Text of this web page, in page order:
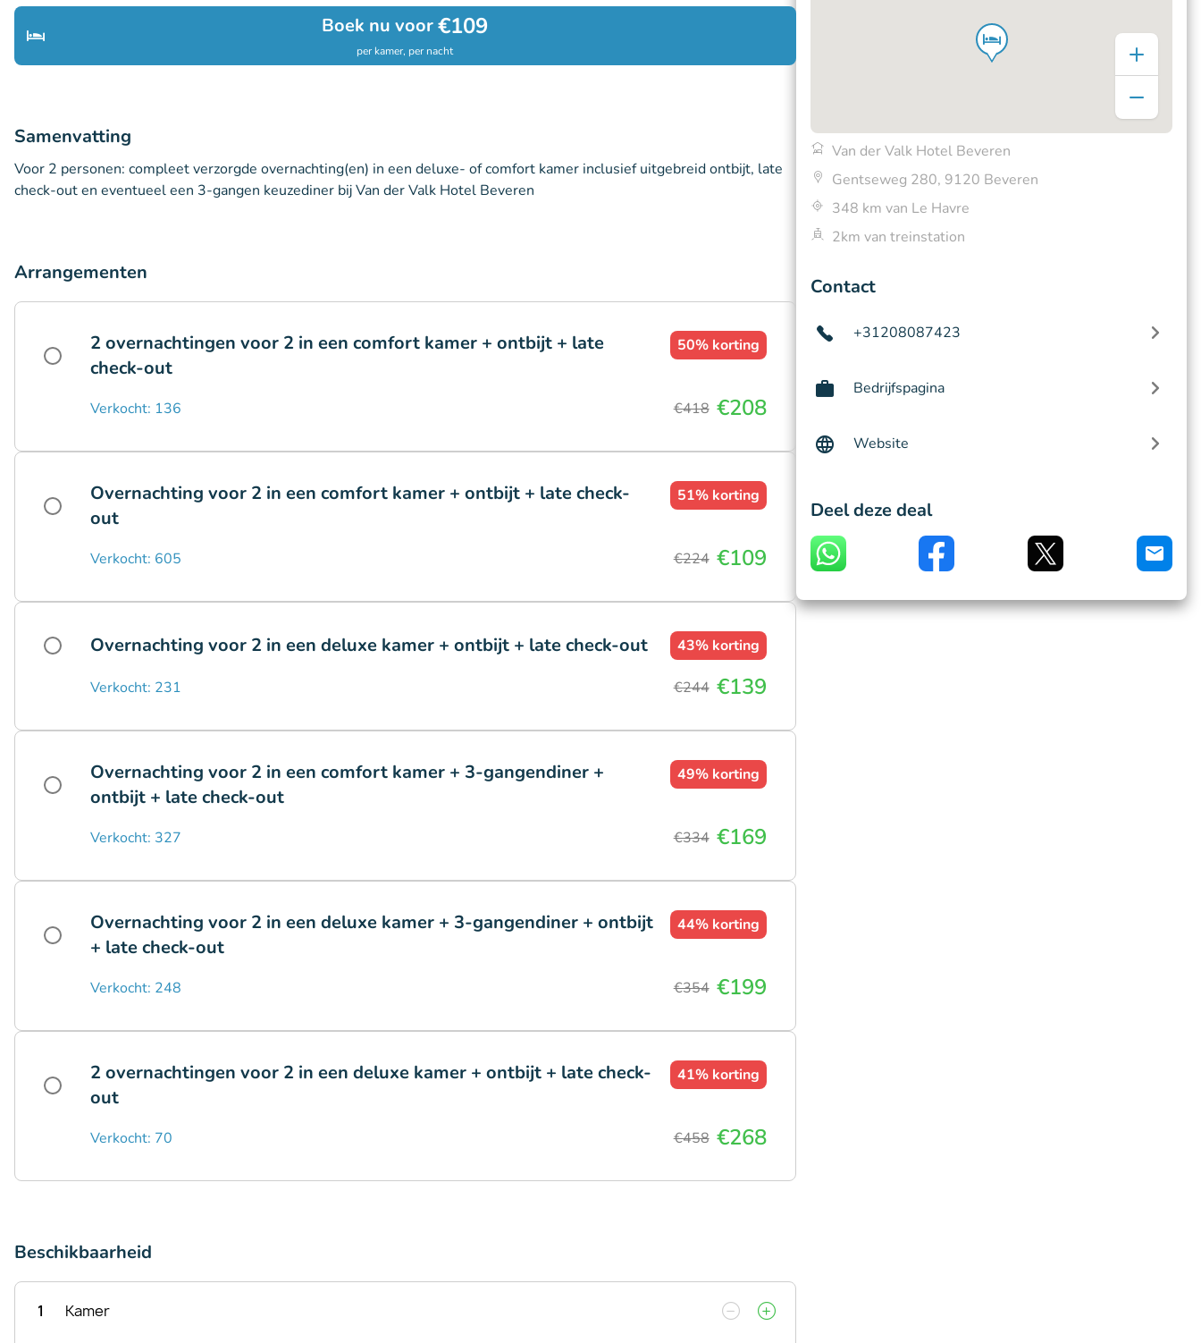
Boek nu voor€109
per kamer, per nacht
Samenvatting
Voor 2 personen: compleet verzorgde overnachting(en) in een deluxe- of comfort kamer inclusief uitgebreid ontbijt, late
check-out en eventueel een 3-gangen keuzediner bij Van der Valk Hotel Beveren
Arrangementen
2 overnachtingen voor 2 in een comfort kamer + ontbijt + late
check-out
50% korting
Verkocht: 136 €418 €208
Overnachting voor 2 in een comfort kamer + ontbijt + late check-
out
51% korting
Verkocht: 605 €224 €109
Overnachting voor 2 in een deluxe kamer + ontbijt + late check-out 43% korting
Verkocht: 231 €244 €139
Overnachting voor 2 in een comfort kamer + 3-gangendiner +
ontbijt + late check-out
49% korting
Verkocht: 327 €334 €169
Overnachting voor 2 in een deluxe kamer + 3-gangendiner + ontbijt
+ late check-out
44% korting
Verkocht: 248 €354 €199
2 overnachtingen voor 2 in een deluxe kamer + ontbijt + late check-
out
41% korting
Verkocht: 70 €458 €268
Beschikbaarheid
1 Kamer
Van der Valk Hotel Beveren
Gentseweg 280, 9120 Beveren
348 km van Le Havre
2km van treinstation
Contact
+31208087423
Bedrijfspagina
Website
Deel deze deal